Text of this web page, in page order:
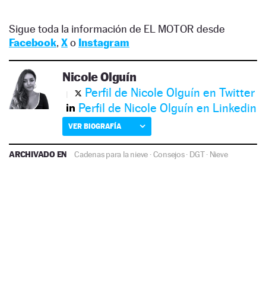
Sigue toda la información de EL MOTOR desde
Facebook, Xo Instagram
Nicole Olguín
Perfil de Nicole Olguín en Twitter
Perfil de Nicole Olguín en Linkedin
VER BIOGRAFÍA
ARCHIVADO EN Cadenas para la nieve ·Consejos· DGT· Nieve